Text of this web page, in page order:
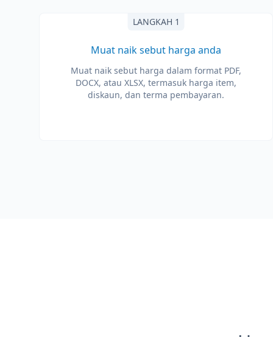
LANGKAH 1
Muat naik sebut harga anda
Muat naik sebut harga dalam format PDF,
DOCX, atau XLSX, termasuk harga item,
diskaun, dan terma pembayaran.